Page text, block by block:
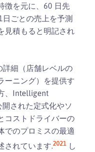
徴を元に、60 日先
日ごとの売上を予測
見積もると明記され
詳細（店舗レベルの
ーニング）を提供す
、Intelligent
された定式化やソ
コストドライバーの
でのプロミスの最適
されています.2021 し